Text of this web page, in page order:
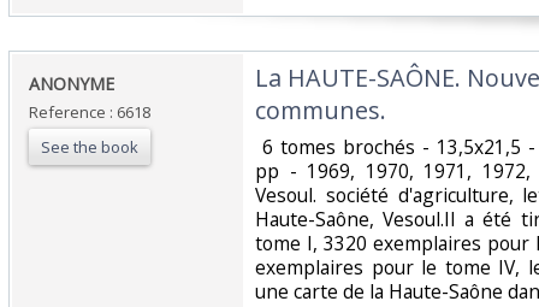
‎ANONYME‎
Reference : 6618
See the book
‎La HAUTE-SAÔNE.
communes. ‎
6 tomes brochés - 13,5x21,5
pp - 1969, 1970, 1971,
Vesoul. société d'agriculture,
Haute-Saône, Vesoul.Il a été
tome I, 3320 exemplaires
exemplaires pour le tome IV,
une carte de la Haute-Saône